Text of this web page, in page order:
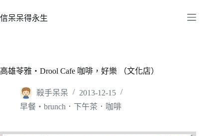
至
容
信呆呆得永生
高雄苓雅‧Drool Cafe 咖啡，好樂 （文化店）
殺手呆呆
2013-12-15
早餐‧brunch．下午茶．咖啡